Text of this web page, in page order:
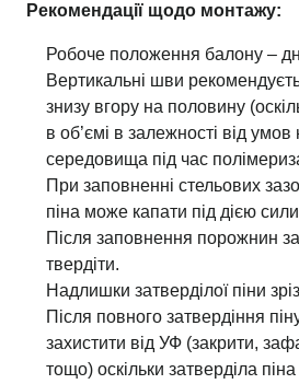
Рекомендації щодо монтажу:
Робоче положення балону –
Вертикальні шви
знизу вгору на половину
в об’ємі в залежності від
середовища під час
При заповненні стельових
піна може капати під дією
Після заповнення порожнин
твердіти.
Надлишки затверділої піни
Після повного затвердіння
захистити від УФ (закрити,
тощо) оскільки затверділа